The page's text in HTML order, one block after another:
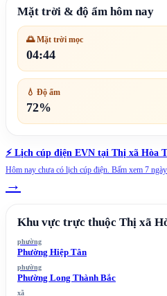
Mặt trời & độ ẩm hôm nay
🌅 Mặt trời mọc
04:44
💧 Độ ẩm
72%
⚡ Lịch cúp điện EVN tại Thị xã Hòa
Hôm nay chưa có lịch cúp điện. Bấm xem 7
→
Khu vực trực thuộc Thị xã
phường
Phường Hiệp Tân
phường
Phường Long Thành Bắc
xã